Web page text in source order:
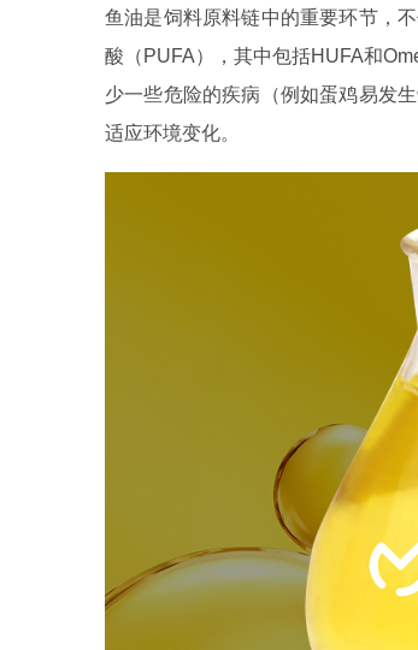
鱼油是饲料原料链中的重要环节，
酸（PUFA），其中包括HUFA和
少一些危险的疾病（例如蛋鸡易发
适应环境变化。